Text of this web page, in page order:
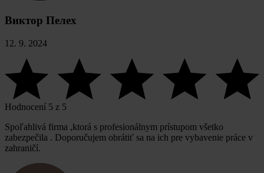
Виктор Пелех
12. 9. 2024
Hodnocení 5 z 5
Spoľahlivá firma ,ktorá s profesionálnym prístupom všetko
zabezpečila . Doporučujem obrátiť sa na ich pre vybavenie práce v
zahraničí.